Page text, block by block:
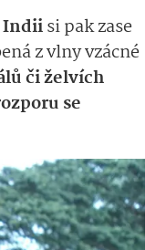
Indiisi pak zase
z vlny vzácné
či želvích
se